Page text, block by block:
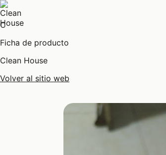
C
Ficha de producto
Clean House
Volver al sitio web